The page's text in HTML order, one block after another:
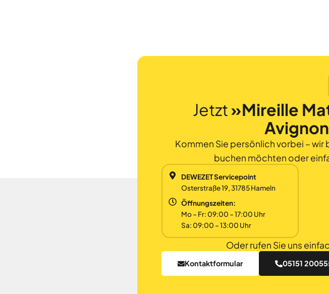
Jetzt»Mireille
Kommen Sie persönlich vorbei –
buchen möchten oder
DEWEZET Servicepoint
Osterstraße 19, 31785 Hameln
Öffnungszeiten:
Mo – Fr: 09:00 – 17:00 Uhr
Sa: 09:00 – 13:00 Uhr
Oder rufen Sie uns
Kontaktformular 05151